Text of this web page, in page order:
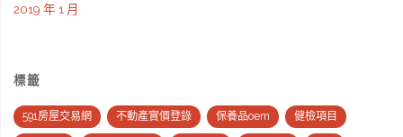
2019 年 1 月
標籤
591房屋交易網 不動產實價登錄 保養品oem 健檢項目